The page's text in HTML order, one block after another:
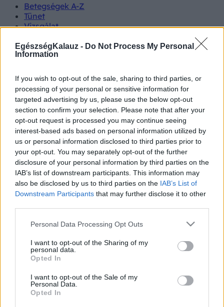
EgészségKalauz - Do Not Process My Personal
Information
If you wish to opt-out of the sale, sharing to third parties, or
processing of your personal or sensitive information for
targeted advertising by us, please use the below opt-out
section to confirm your selection. Please note that after your
opt-out request is processed you may continue seeing
interest-based ads based on personal information utilized by
us or personal information disclosed to third parties prior to
your opt-out. You may separately opt-out of the further
disclosure of your personal information by third parties on the
IAB’s list of downstream participants. This information may
also be disclosed by us to third parties on the IAB’s List of
Downstream Participants that may further disclose it to other
Please note that this website/app uses one or more Google
not limited to your visit or usage behaviour. You may click to
grant or deny consent to Google and its third-party tags to
use your data for below specified purposes in below Google
consent section.
Personal Data Processing Opt Outs
I want to opt-out of the Sharing of my
personal data.
Opted In
I want to opt-out of the Sale of my
Personal Data.
Opted In
Betegségek A-Z
Tünet
Vizsgálat
Életmódváltás
Kutatás
Hírek
Videók
Kisállatok egészsége
#allergia #influenza#cukorbetegség
#orvosmeteorológia#vérnyomás#stroke#rákbetegség
#pajzsmirigy#reflux#ekcéma#herpesz
Regisztráció
Elsősegély